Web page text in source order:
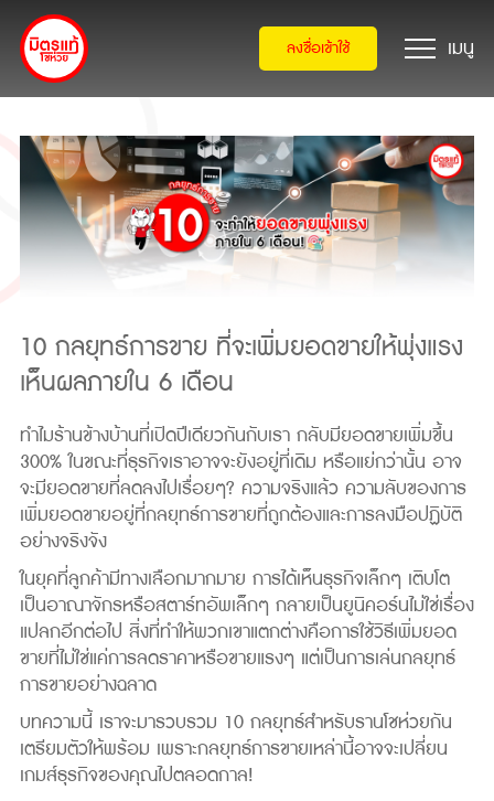
ลงชื่อเข้าใช้
10 กลยุทธ์การขาย ที่จะเพิ่มยอดขายให้พุ่งแรง
เห็นผลภายใน 6 เดือน
ทำไมร้านข้างบ้านที่เปิดปีเดียวกันกับเรา กลับมียอดขายเพิ่มขึ้น
300% ในขณะที่ธุรกิจเราอาจจะยังอยู่ที่เดิม หรือแย่กว่านั้น อาจ
จะมียอดขายที่ลดลงไปเรื่อยๆ? ความจริงแล้ว ความลับของการ
เพิ่มยอดขายอยู่ที่กลยุทธ์การขายที่ถูกต้องและการลงมือปฏิบัติ
อย่างจริงจัง
ในยุคที่ลูกค้ามีทางเลือกมากมาย การได้เห็นธุรกิจเล็กๆ เติบโต
เป็นอาณาจักรหรือสตาร์ทอัพเล็กๆ กลายเป็นยูนิคอร์นไม่ใช่เรื่อง
แปลกอีกต่อไป สิ่งที่ทำให้พวกเขาแตกต่างคือการใช้วิธีเพิ่มยอด
ขายที่ไม่ใช่แค่การลดราคาหรือขายแรงๆ แต่เป็นการเล่นกลยุทธ์
การขายอย่างฉลาด
บทความนี้ เราจะมารวบรวม 10 กลยุทธ์สำหรับรานโชห่วยกัน
เตรียมตัวให้พร้อม เพราะกลยุทธ์การขายเหล่านี้อาจจะเปลี่ยน
เกมส์ธุรกิจของคุณไปตลอดกาล!